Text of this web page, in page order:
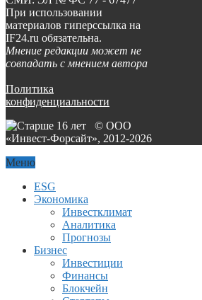
При использовании
материалов гиперссылка на
IF24.ru обязательна.
Мнение редакции может не
совпадать с мнением автора
Политика
конфиденциальности
© ООО
«Инвест-Форсайт», 2012-2026
Меню
ESG
Экономика
Инвестклимат
Аналитика
Прогнозы
Бизнес
Инвестиции
Финансы
Блокчейн